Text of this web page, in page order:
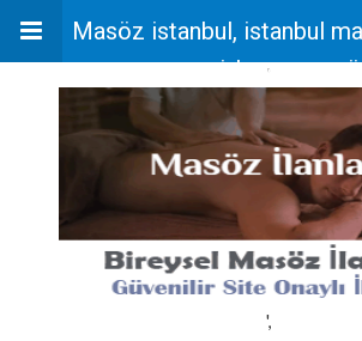
Masöz istanbul, istanbul
masaj, bayan
'
',